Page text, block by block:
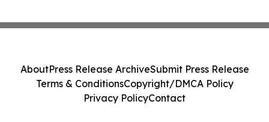
AboutPress Release ArchiveSubmit Press Release
Terms & ConditionsCopyright/DMCA Policy
Privacy PolicyContact